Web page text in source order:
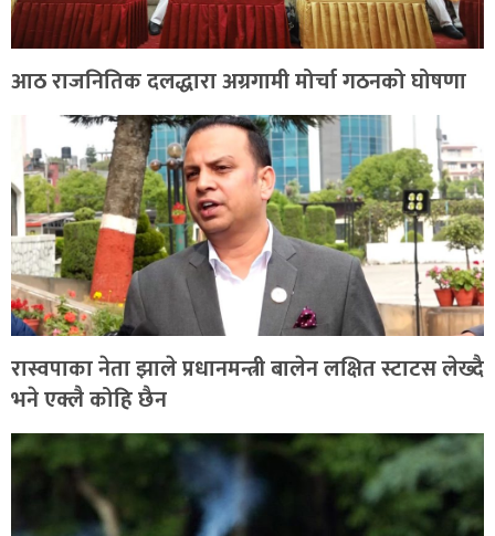
आठ राजनितिक दलद्धारा अग्रगामी मोर्चा गठनको घोषणा
रास्वपाका नेता झाले प्रधानमन्त्री बालेन लक्षित स्टाटस लेख्दै
भने एक्लै कोहि छैन